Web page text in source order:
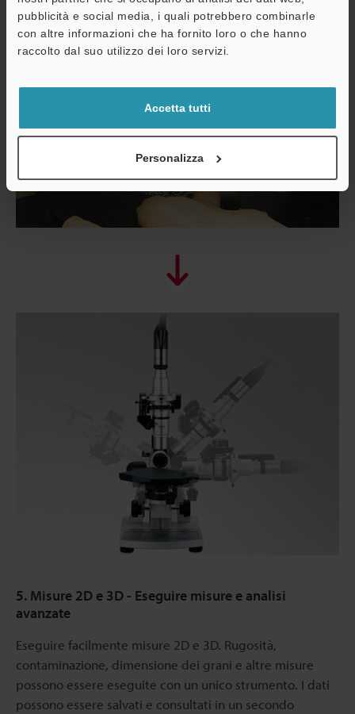
pubblicità e social media, i quali potrebbero combinarle
con altre informazioni che ha fornito loro o che hanno
raccolto dal suo utilizzo dei loro servizi.
Accetta tutti
Personalizza
5. Misure 2D e 3D - Eseguire misure e analisi
avanzate
Eseguire facilmente misure 2D e 3D. Rugosità,
contaminazione, dimensione dei grani e altre misure
possono essere eseguite con un unico strumento. I dati
possono essere salvati e consultati in un secondo